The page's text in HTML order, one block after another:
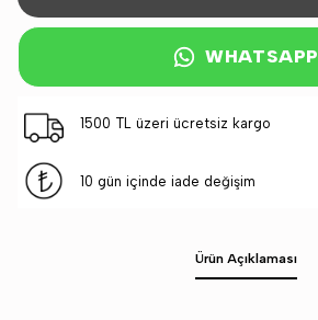
WHATSAPP
1500 TL üzeri ücretsiz kargo
10 gün içinde iade değişim
Ürün Açıklaması